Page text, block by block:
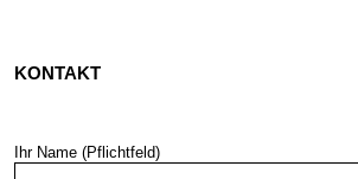
KONTAKT
Ihr Name (Pflichtfeld)